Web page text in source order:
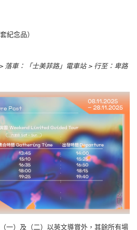
紀念品）
落車：「士美菲路」電車站> 行至：卑路
一）及（二）以英文導賞外，其餘所有場